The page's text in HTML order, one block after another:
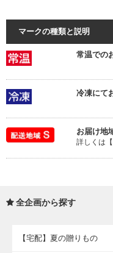
マークの種類と説明
常温での
冷凍にて
お届け地
詳しくは
全企画から探す
【宅配】夏の贈りもの